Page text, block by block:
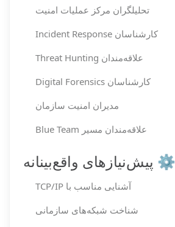
تحلیلگران مرکز عملیات امنیت
کارشناسان Incident Response
علاقه‌مندان Threat Hunting
کارشناسان Digital Forensics
مدیران امنیت سازمان
علاقه‌مندان مسیر Blue Team
⚙️ پیش‌نیازهای واقع‌بینانه
آشنایی مناسب با TCP/IP
شناخت شبکه‌های سازمانی